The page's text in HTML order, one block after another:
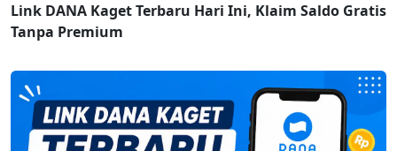
Link DANA Kaget Terbaru Hari Ini, Klaim Saldo Gratis
Tanpa Premium